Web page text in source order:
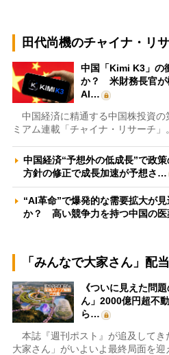
田代尚機のチャイナ・リ
中国「Kimi K3」の
か？ 米財務長官が
AI…
中国経済に精通する中国株投資の
ミアム連載「チャイナ・リサーチ」
中国経済“予想外の低成長”で政
方針の修正で成長加速が予想さ…
“AI革命”で爆発的な需要拡大が
か？ 高い競争力を持つ中国の
「みんなで大家さん」配
《ついに見えた問
ん」2000億円超不
ら…
本誌『週刊ポスト』が追及してき
大家さん」がいよいよ最終局面を迎